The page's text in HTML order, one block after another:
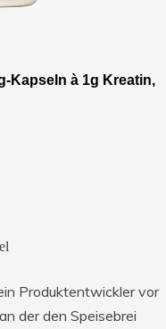
Kapseln à 1g Kreatin,
Produktentwickler vor
der den Speisebrei